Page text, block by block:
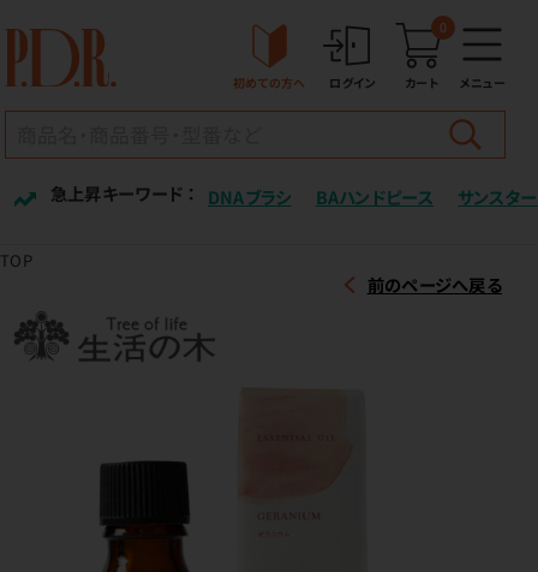
初めての方へ ログイン カート
0
メニュー
急上昇キーワード ： DNAブラシ BAハンドピース サンスター
TOP
前のページへ戻る